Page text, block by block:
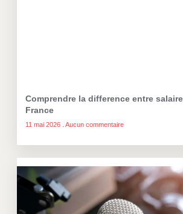
Comprendre la difference entre
France
11 mai 2026 Aucun commentaire